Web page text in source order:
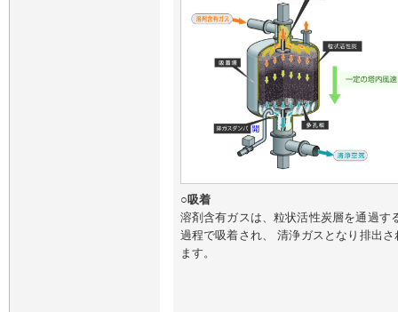
○吸着
溶剤含有ガスは、粒状活性炭層を通過す
過程で吸着され、 清浄ガスとなり排出さ
ます。